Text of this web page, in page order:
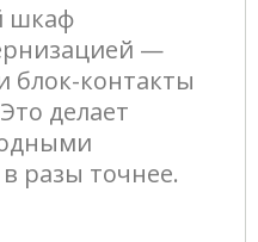
шкаф
—
блок-контакты
делает
разы точнее.